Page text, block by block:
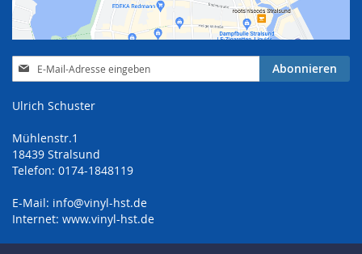
Anmeldung
zum
Abonnieren
Ulrich Schuster
Mühlenstr.1
18439 Stralsund
Telefon: 0174-1848119
E-Mail: info@vinyl-hst.de
Internet: www.vinyl-hst.de